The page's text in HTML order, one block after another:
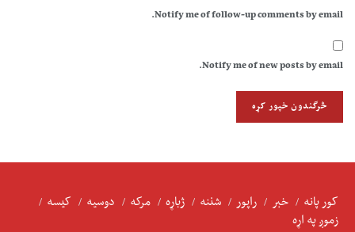
Notify me of follow-up comments by email.
Notify me of new posts by email.
کور پانه خبر راپور شننه ژباړه مرکه دوسیه
کیسه
زموږ په اړه